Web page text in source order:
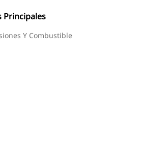
Principales
Y Combustible